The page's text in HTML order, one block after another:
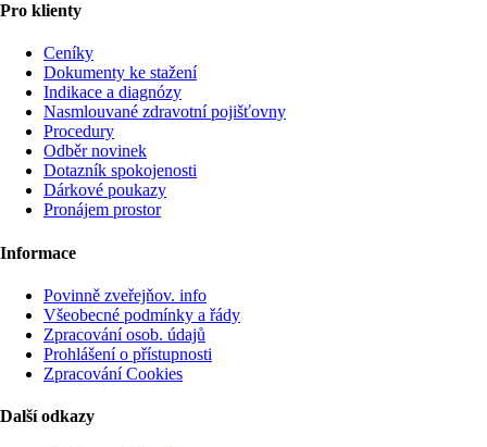
Pro klienty
Ceníky
Dokumenty ke stažení
Indikace a diagnózy
Nasmlouvané zdravotní pojišťovny
Procedury
Odběr novinek
Dotazník spokojenosti
Dárkové poukazy
Pronájem prostor
Informace
Povinně zveřejňov. info
Všeobecné podmínky a řády
Zpracování osob. údajů
Prohlášení o přístupnosti
Zpracování Cookies
Další odkazy